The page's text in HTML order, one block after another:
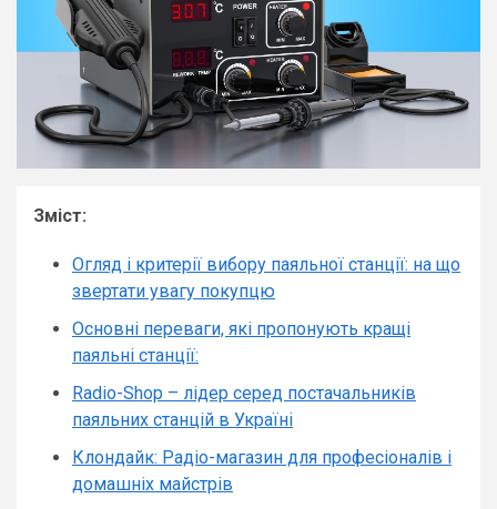
Зміст:
Огляд і критерії вибору паяльної станції: на що
звертати увагу покупцю
Основні переваги, які пропонують кращі
паяльні станції:
Radio-Shop – лідер серед постачальників
паяльних станцій в Україні
Клондайк: Радіо-магазин для професіоналів і
домашніх майстрів